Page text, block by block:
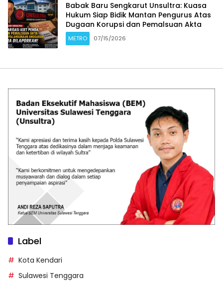
Babak Baru Sengkarut Unsultra: Kuasa
Hukum Siap Bidik Mantan Pengurus Atas
Dugaan Korupsi dan Pemalsuan Akta
METRO 07/15/2026
Label
Kota Kendari
Sulawesi Tenggara